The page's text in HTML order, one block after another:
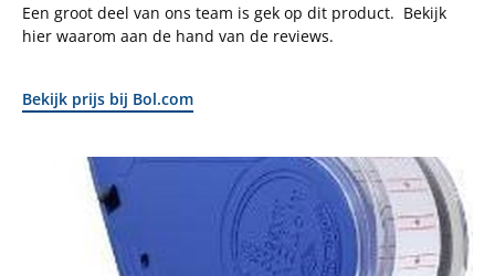
Een groot deel van ons team is gek op dit product. Bekijk
hier waarom aan de hand van de reviews.
Bekijk prijs bij Bol.com